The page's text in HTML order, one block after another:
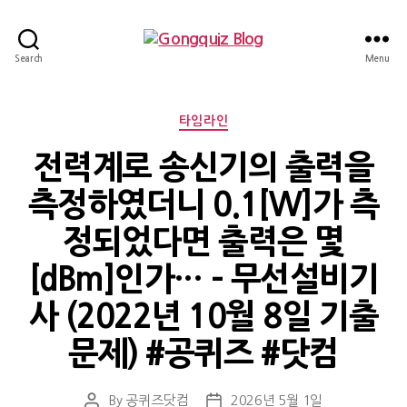
Search Menu
Categories
타임라인
전력계로 송신기의 출력을
측정하였더니 0.1[W]가 측
정되었다면 출력은 몇
[dBm]인가… – 무선설비기
사 (2022년 10월 8일 기출
문제) #공퀴즈 #닷컴
PostBy 공퀴즈닷컴
Post2026년 5월 1일